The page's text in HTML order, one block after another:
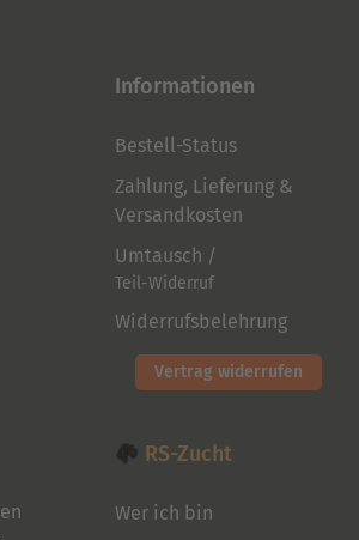
Informationen
Bestell-Status
Zahlung, Lieferung &
Versandkosten
Umtausch /
Teil-Widerruf
Widerrufsbelehrung
Vertrag widerrufen
RS-Zucht
Wer ich bin